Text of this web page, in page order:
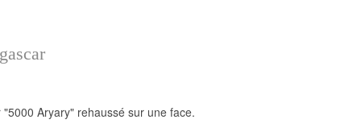
Aryary" rehaussé sur une face.